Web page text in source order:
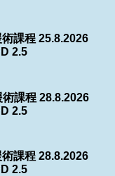
課程 25.8.2026
2.5
課程 28.8.2026
2.5
課程 28.8.2026
2.5